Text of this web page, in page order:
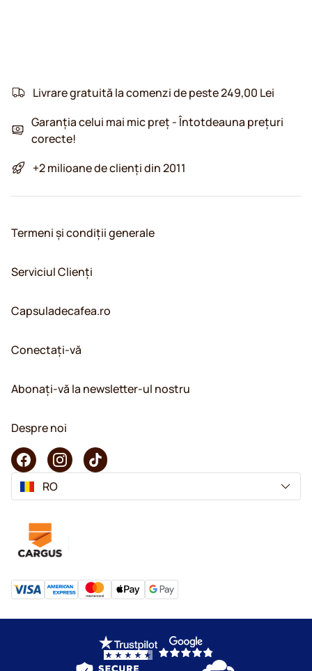
Livrare gratuită la comenzi de peste 249,00 Lei
Garanția celui mai mic preț - Întotdeauna prețuri
corecte!
+2 milioane de clienți din 2011
Termeni și condiții generale
Serviciul Clienți
Capsuladecafea.ro
Conectați-vă
Abonați-vă la newsletter-ul nostru
Despre noi
RO